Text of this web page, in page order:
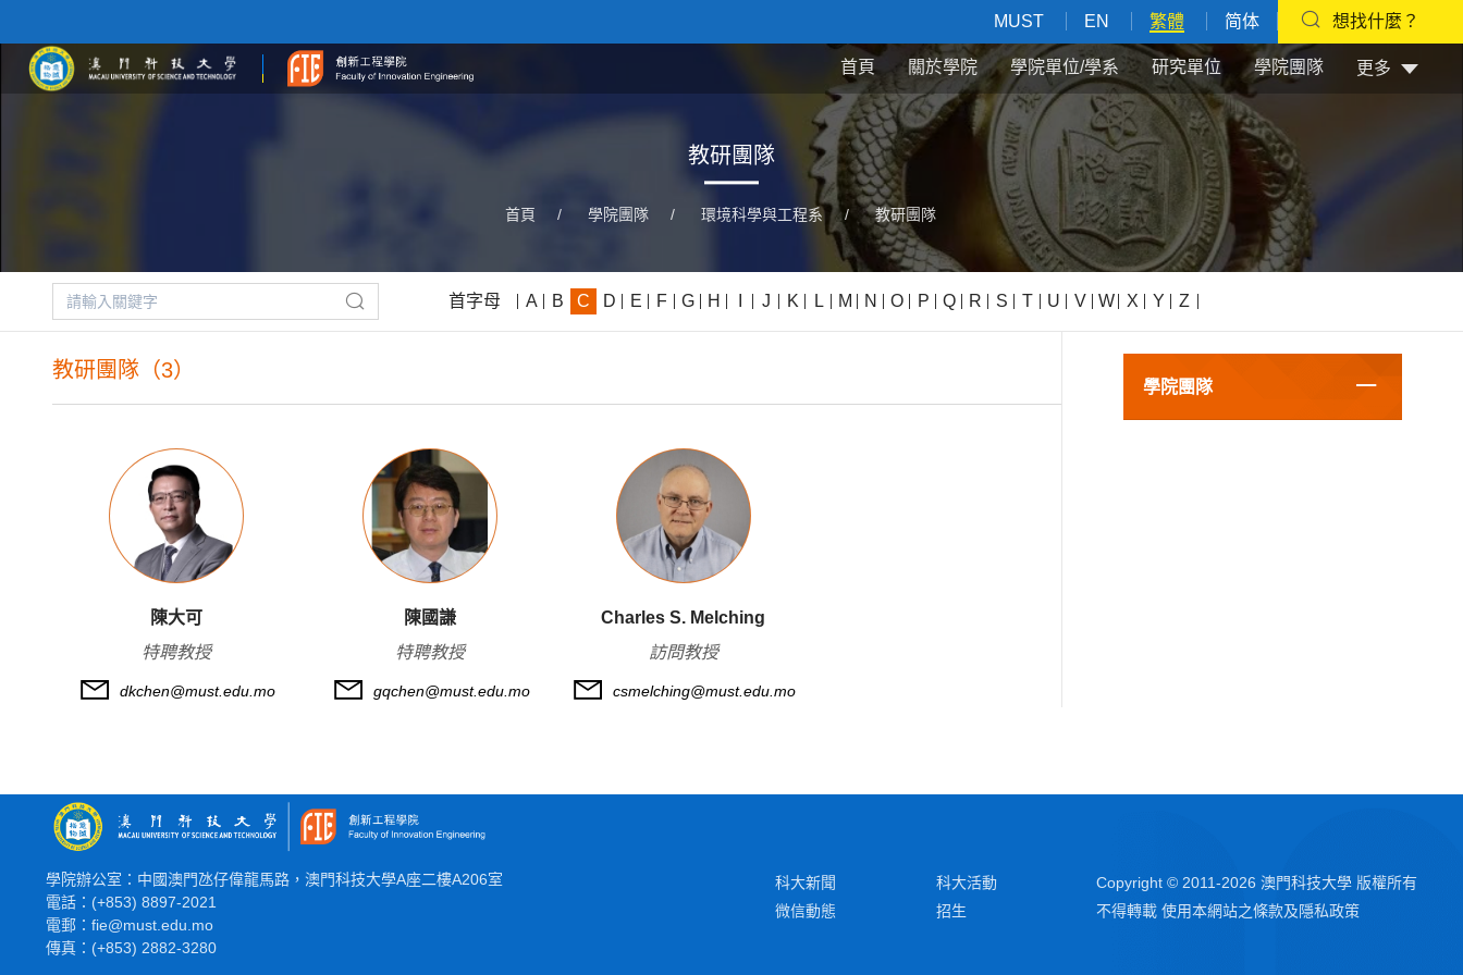
MUST EN 繁體 简体 想找什麼？
首頁 關於學院 學院單位/學系 研究單位 學院團隊 更多
教研團隊
首頁 / 學院團隊 / 環境科學與工程系 / 教研團隊
首字母 A B C D E F G H J K L M N O P Q R S T U V W X Y Z
教研團隊（3）
陳大可
特聘教授
dkchen@must.edu.mo
陳國謙
特聘教授
gqchen@must.edu.mo
Charles S. Melching
訪問教授
csmelching@must.edu.mo
學院團隊
學院辦公室：中國澳門氹仔偉龍馬路，澳門科技大學A座二樓A206室
電話：(+853) 8897-2021
電郵：fie@must.edu.mo
傳真：(+853) 2882-3280
科大新聞
科大活動
微信動態
招生
Copyright © 2011-2026 澳門科技大學 版權所有
不得轉載 使用本網站之條款及隱私政策